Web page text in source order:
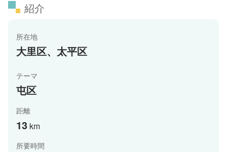
紹介
所在地
大里区、太平区
テーマ
屯区
距離
13 km
所要時間